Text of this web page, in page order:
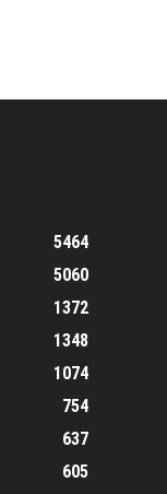
5464
5060
1372
1348
1074
754
637
605